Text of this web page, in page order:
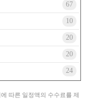
67
10
20
20
24
따른 일정액의 수수료를 제